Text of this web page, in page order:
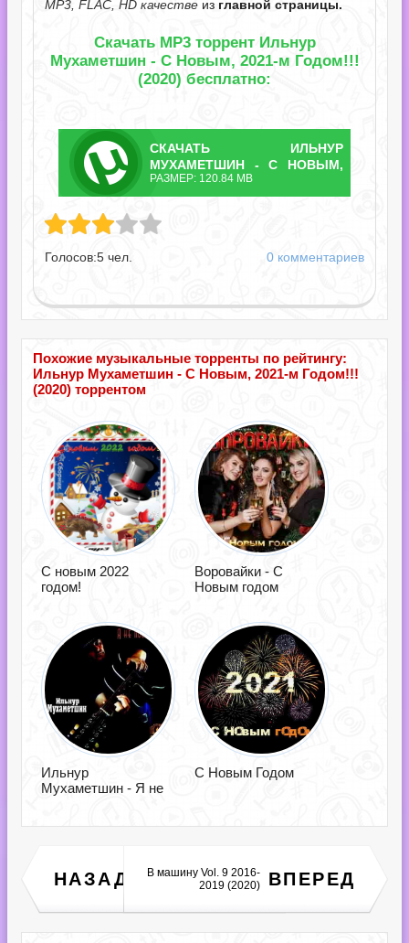
MP3, FLAC, HD качестве из главной страницы.
Скачать MP3 торрент Ильнур
Мухаметшин - С Новым, 2021-м Годом!!!
(2020) бесплатно:
СКАЧАТЬ
ТОРРЕНТ
ИЛЬНУР
МУХАМЕТШИН - С НОВЫМ,
2021-М ГОДОМ!!!.TORRENT
РАЗМЕР: 120.84 MB
- С Новым, 2021-м Годом!!!.torrent
Голосов:5 чел. 0 комментариев
Похожие музыкальные торренты по рейтингу:
Ильнур Мухаметшин - С Новым, 2021-м Годом!!!
(2020) торрентом
С новым 2022
годом!
Воровайки - С
Новым годом
Ильнур
Мухаметшин - Я не
С Новым Годом
НАЗАД
Kyau &amp; Albert
Presents: 20 Years Of
Anjunabeats (2020)
ВПЕРЕД
B машину Vol. 9 2016-
2019 (2020)